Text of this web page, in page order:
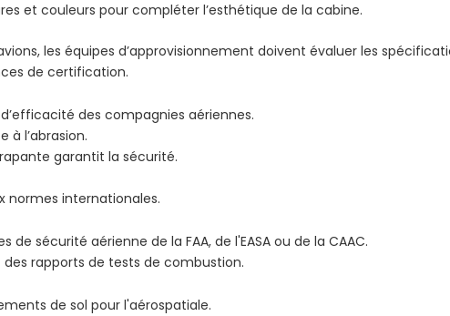
et couleurs pour compléter l’esthétique de la cabine.
les équipes d’approvisionnement doivent évaluer les
de certification.
des compagnies aériennes.
à l’abrasion.
garantit la sécurité.
internationales.
sécurité aérienne de la FAA, de l'EASA ou de la CAAC.
rapports de tests de combustion.
de sol pour l'aérospatiale.